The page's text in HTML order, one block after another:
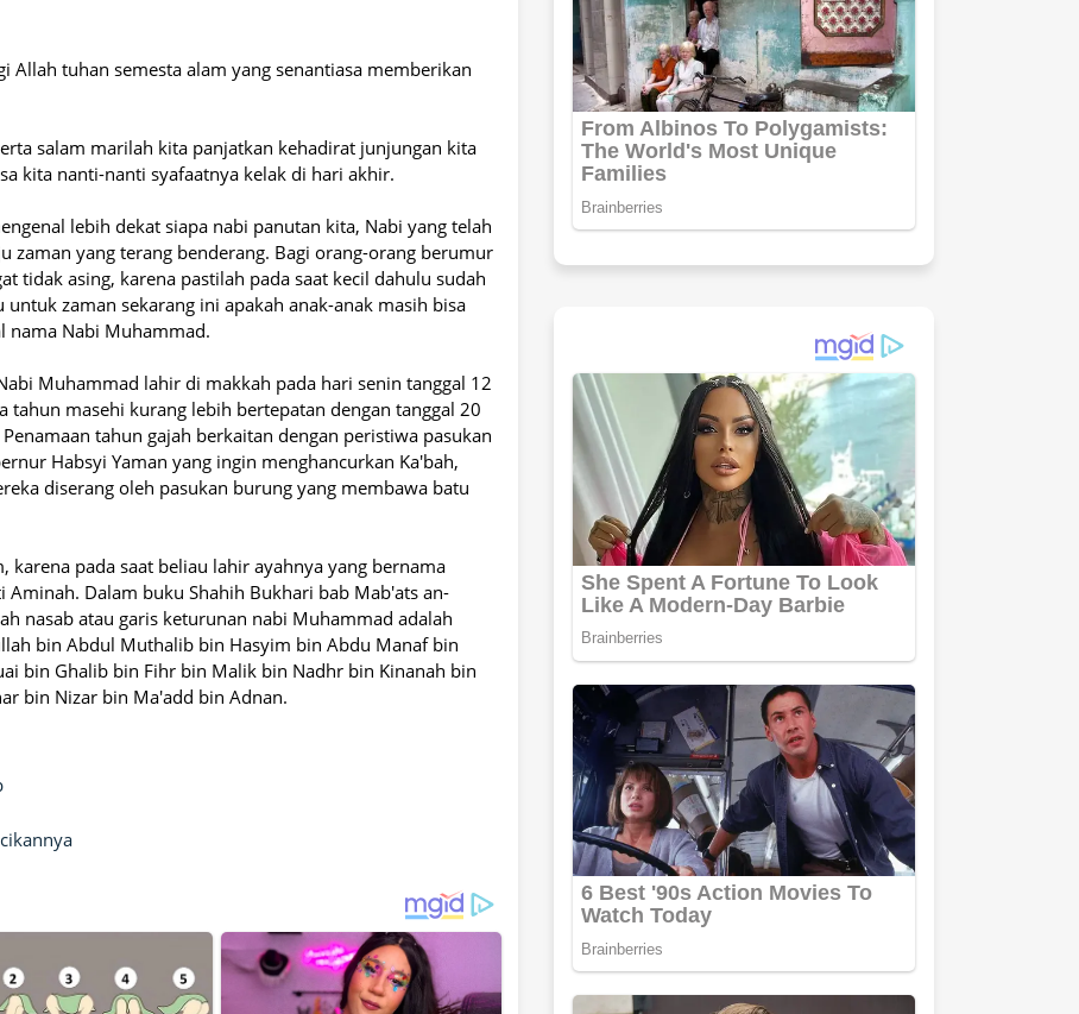
tuhan semesta alam yang senantiasa memberikan
salam marilah kita panjatkan kehadirat junjungan kita
kita nanti-nanti syafaatnya kelak di hari akhir.
lebih dekat siapa nabi panutan kita, Nabi yang telah
zaman yang terang benderang. Bagi orang-orang berumur
tidak asing, karena pastilah pada saat kecil dahulu sudah
zaman sekarang ini apakah anak-anak masih bisa
nama Nabi Muhammad.
Muhammad lahir di makkah pada hari senin tanggal 12
tahun masehi kurang lebih bertepatan dengan tanggal 20
tahun gajah berkaitan dengan peristiwa pasukan
Habsyi Yaman yang ingin menghancurkan Ka'bah,
diserang oleh pasukan burung yang membawa batu
pada saat beliau lahir ayahnya yang bernama
Dalam buku Shahih Bukhari bab Mab'ats an-
nasab atau garis keturunan nabi Muhammad adalah
bin Abdul Muthalib bin Hasyim bin Abdu Manaf bin
bin Ghalib bin Fihr bin Malik bin Nadhr bin Kinanah bin
bin Nizar bin Ma'add bin Adnan.